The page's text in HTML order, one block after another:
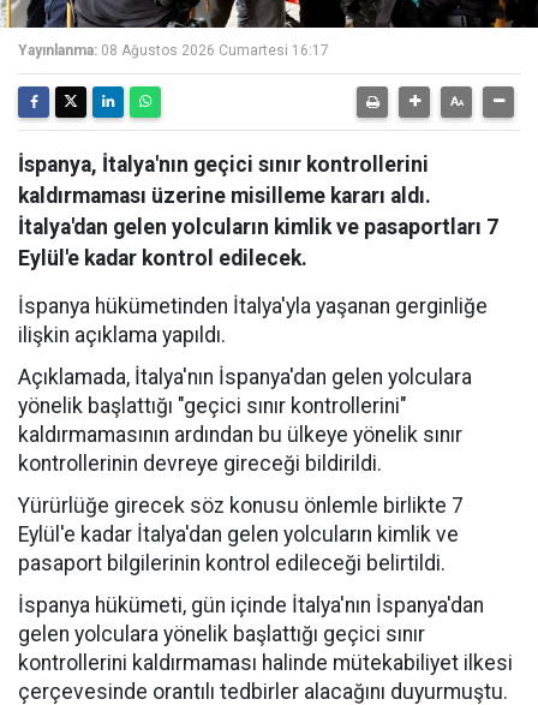
Yayınlanma: 08 Ağustos 2026 Cumartesi 16:17
İspanya, İtalya'nın geçici sınır kontrollerini
kaldırmaması üzerine misilleme kararı aldı.
İtalya'dan gelen yolcuların kimlik ve pasaportları 7
Eylül'e kadar kontrol edilecek.
İspanya hükümetinden İtalya'yla yaşanan gerginliğe
ilişkin açıklama yapıldı.
Açıklamada, İtalya'nın İspanya'dan gelen yolculara
yönelik başlattığı "geçici sınır kontrollerini"
kaldırmamasının ardından bu ülkeye yönelik sınır
kontrollerinin devreye gireceği bildirildi.
Yürürlüğe girecek söz konusu önlemle birlikte 7
Eylül'e kadar İtalya'dan gelen yolcuların kimlik ve
pasaport bilgilerinin kontrol edileceği belirtildi.
İspanya hükümeti, gün içinde İtalya'nın İspanya'dan
gelen yolculara yönelik başlattığı geçici sınır
kontrollerini kaldırmaması halinde mütekabiliyet ilkesi
çerçevesinde orantılı tedbirler alacağını duyurmuştu.